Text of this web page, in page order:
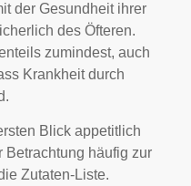
der Gesundheit ihrer
des Öfteren.
zumindest, auch
Krankheit durch
Blick appetitlich
Betrachtung häufig zur
Zutaten-Liste.